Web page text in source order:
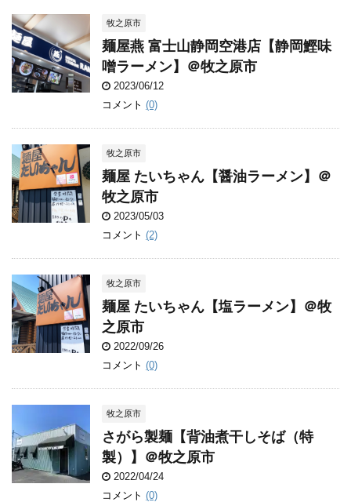
牧之原市
麺屋燕 富士山静岡空港店【静岡鰹味
噌ラーメン】＠牧之原市
2023/06/12
コメント (0)
牧之原市
麺屋 たいちゃん【醤油ラーメン】＠
牧之原市
2023/05/03
コメント (2)
牧之原市
麺屋 たいちゃん【塩ラーメン】＠牧
之原市
2022/09/26
コメント (0)
牧之原市
さがら製麺【背油煮干しそば（特
製）】＠牧之原市
2022/04/24
コメント (0)